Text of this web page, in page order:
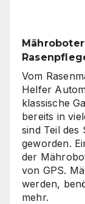
Vom
Helfer
klassische
bereits in
sind Teil des
geworden.
der
von GPS.
werden,
mehr.